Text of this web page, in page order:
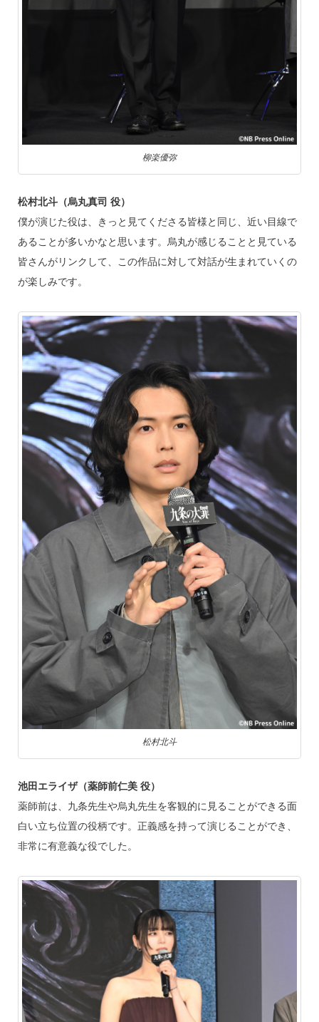
柳楽優弥
松村北斗（烏丸真司 役）
僕が演じた役は、きっと見てくださる皆様と同じ、近い目線で
あることが多いかなと思います。烏丸が感じることと見ている
皆さんがリンクして、この作品に対して対話が生まれていくの
が楽しみです。
松村北斗
池田エライザ（薬師前仁美 役）
薬師前は、九条先生や烏丸先生を客観的に見ることができる面
白い立ち位置の役柄です。正義感を持って演じることができ、
非常に有意義な役でした。